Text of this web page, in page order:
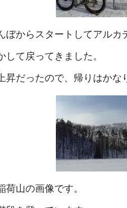
ぼからスタートしてアル
して戻ってきました。
昇だったので、帰りはかな
荷山の画像です。